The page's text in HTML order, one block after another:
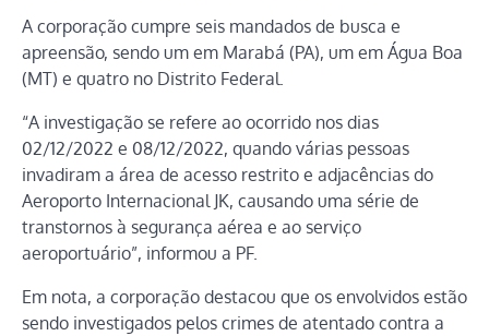
A corporação cumpre seis mandados de busca e
apreensão, sendo um em Marabá (PA), um em Água Boa
(MT) e quatro no Distrito Federal.
“A investigação se refere ao ocorrido nos dias
02/12/2022 e 08/12/2022, quando várias pessoas
invadiram a área de acesso restrito e adjacências do
Aeroporto Internacional JK, causando uma série de
transtornos à segurança aérea e ao serviço
aeroportuário”, informou a PF.
Em nota, a corporação destacou que os envolvidos estão
sendo investigados pelos crimes de atentado contra a